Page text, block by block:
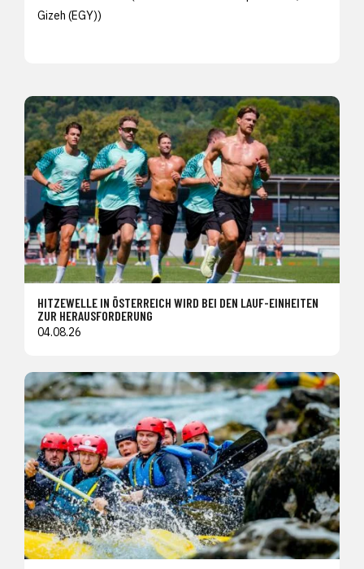
Gizeh (EGY))
HITZEWELLE IN ÖSTERREICH WIRD BEI DEN LAUF-EINHEITEN
ZUR HERAUSFORDERUNG
04.08.26